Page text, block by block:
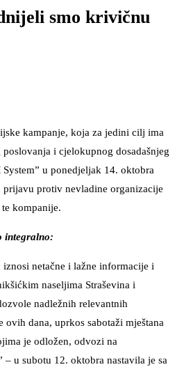
smo krivičnu
kampanje, koja za jedini cilj ima
i cjelokupnog dosadašnjeg
u ponedjeljak 14. oktobra
protiv nevladine organizacije
kompanije.
integralno:
netačne i lažne informacije i
naseljima Straševina i
nadležnih relevantnih
dana, uprkos sabotaži mještana
je odložen, odvozi na
u subotu 12. oktobra nastavila je sa